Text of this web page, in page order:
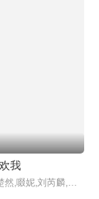
我
彭冠英,王楚然,啜妮,刘芮麟,毛林林,李子锋,朱俊麟